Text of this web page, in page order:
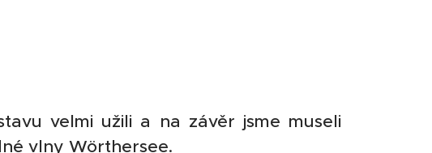
velmi užili a na závěr jsme museli
vlny Wörthersee.